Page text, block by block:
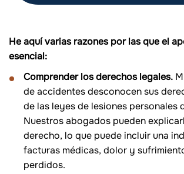
He aquí varias razones por las que el
esencial:
Comprender los derechos legales.
de accidentes desconocen sus
de las leyes de lesiones personales
Nuestros abogados pueden
derecho, lo que puede incluir una
facturas médicas, dolor y
perdidos.